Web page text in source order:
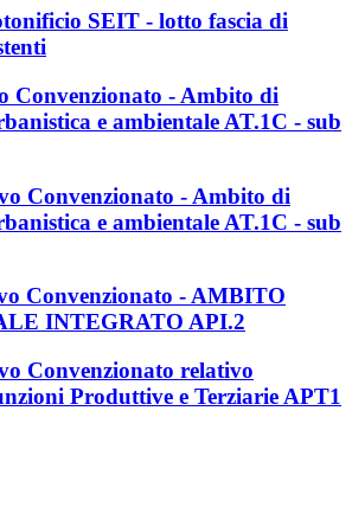
SEIT - lotto fascia di
Convenzionato - Ambito di
e ambientale AT.1C - sub
Convenzionato - Ambito di
e ambientale AT.1C - sub
Convenzionato - AMBITO
INTEGRATO API.2
Convenzionato relativo
Produttive e Terziarie APT1